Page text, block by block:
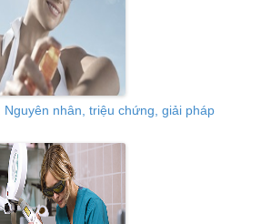
Nguyên nhân, triệu chứng, giải pháp